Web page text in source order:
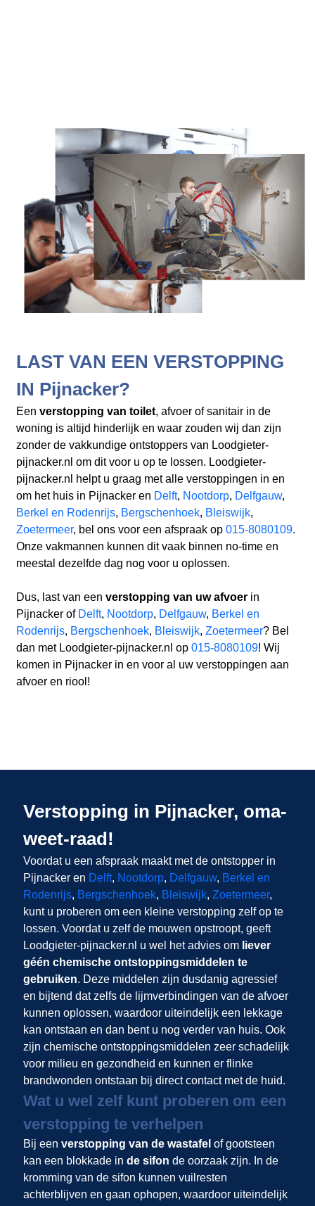
LAST VAN EEN VERSTOPPING
IN Pijnacker?
Een verstopping van toilet, afvoer of sanitair in de
woning is altijd hinderlijk en waar zouden wij dan zijn
zonder de vakkundige ontstoppers van Loodgieter-
pijnacker.nl om dit voor u op te lossen. Loodgieter-
pijnacker.nl helpt u graag met alle verstoppingen in en
om het huis in Pijnacker en Delft, Nootdorp, Delfgauw,
Berkel en Rodenrijs, Bergschenhoek, Bleiswijk,
Zoetermeer, bel ons voor een afspraak op 015-8080109.
Onze vakmannen kunnen dit vaak binnen no-time en
meestal dezelfde dag nog voor u oplossen.
Dus, last van een verstopping van uw afvoerin
Pijnacker of Delft, Nootdorp, Delfgauw, Berkel en
Rodenrijs, Bergschenhoek, Bleiswijk, Zoetermeer? Bel
dan met Loodgieter-pijnacker.nl op 015-8080109! Wij
komen in Pijnacker in en voor al uw verstoppingen aan
afvoer en riool!
Verstopping in Pijnacker, oma-
weet-raad!
Voordat u een afspraak maakt met de ontstopper in
Pijnacker en Delft, Nootdorp, Delfgauw, Berkel en
Rodenrijs, Bergschenhoek, Bleiswijk, Zoetermeer,
kunt u proberen om een kleine verstopping zelf op te
lossen. Voordat u zelf de mouwen opstroopt, geeft
Loodgieter-pijnacker.nl u wel het advies om liever
géén chemische ontstoppingsmiddelen te
gebruiken. Deze middelen zijn dusdanig agressief
en bijtend dat zelfs de lijmverbindingen van de afvoer
kunnen oplossen, waardoor uiteindelijk een lekkage
kan ontstaan en dan bent u nog verder van huis. Ook
zijn chemische ontstoppingsmiddelen zeer schadelijk
voor milieu en gezondheid en kunnen er flinke
brandwonden ontstaan bij direct contact met de huid.
Wat u wel zelf kunt proberen om een
verstopping te verhelpen
Bij een verstopping van de wastafel of gootsteen
kan een blokkade in de sifon de oorzaak zijn. In de
kromming van de sifon kunnen vuilresten
achterblijven en gaan ophopen, waardoor uiteindelijk